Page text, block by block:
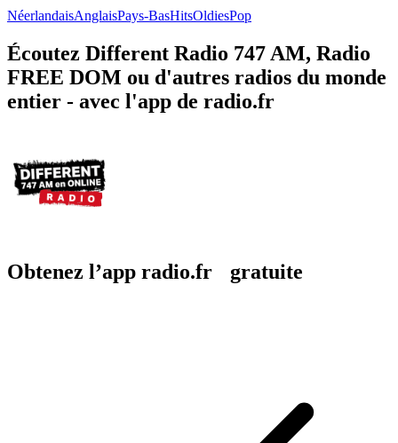
NéerlandaisAnglaisPays-BasHitsOldiesPop
Écoutez Different Radio 747 AM, Radio
FREE DOM ou d'autres radios du monde
entier - avec l'app de radio.fr
Obtenez l’app radio.fr gratuite